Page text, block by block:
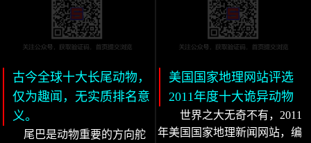
古今全球十大长尾动物，
仅为趣闻，无实质排名意
义。
尾巴是动物重要的方向舵
美国国家地理网站评选
2011年度十大诡异动物
世界之大无奇不有，2011
年美国国家地理新闻网站，编